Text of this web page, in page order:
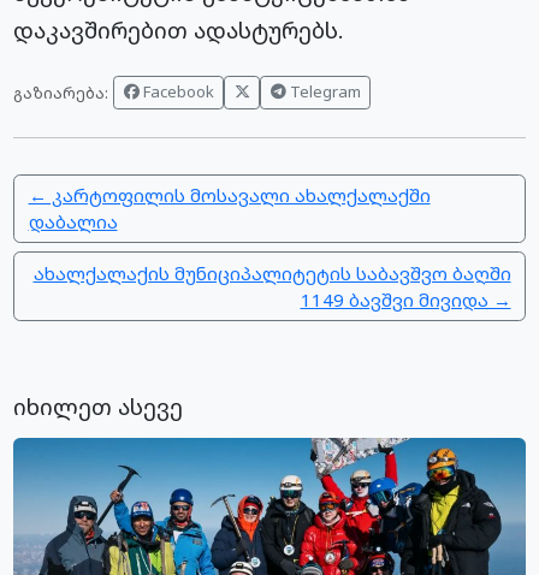
დაკავშირებით ადასტურებს.
გაზიარება: Facebook Telegram
← კარტოფილის მოსავალი ახალქალაქში
დაბალია
ახალქალაქის მუნიციპალიტეტის საბავშვო ბაღში
1149 ბავშვი მივიდა →
იხილეთ ასევე